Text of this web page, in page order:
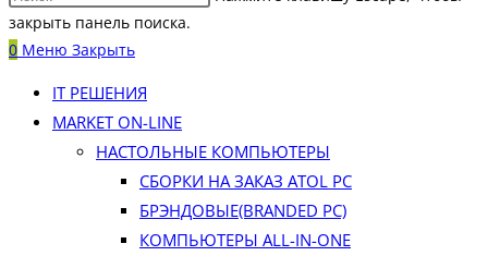
закрыть панель поиска.
0 Меню Закрыть
IT РЕШЕНИЯ
MARKET ON-LINE
НАСТОЛЬНЫЕ КОМПЬЮТЕРЫ
СБОРКИ НА ЗАКАЗ ATOL PC
БРЭНДОВЫЕ(BRANDED PC)
КОМПЬЮТЕРЫ ALL-IN-ONE